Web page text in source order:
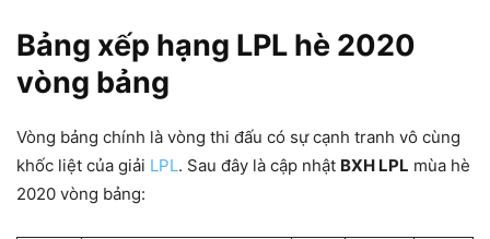
Bảng xếp hạng LPL hè 2020
vòng bảng
Vòng bảng chính là vòng thi đấu có sự cạnh tranh vô cùng
khốc liệt của giải LPL. Sau đây là cập nhật BXH LPL mùa hè
2020 vòng bảng: